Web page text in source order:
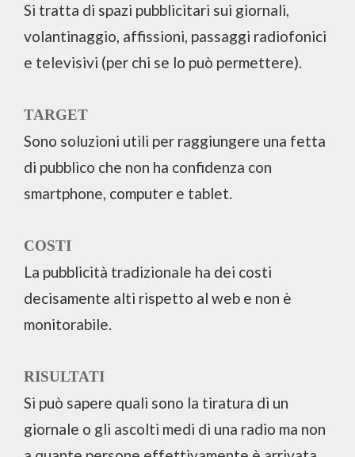
Si tratta di spazi pubblicitari sui giornali,
volantinaggio, affissioni, passaggi radiofonici
e televisivi (per chi se lo può permettere).
TARGET
Sono soluzioni utili per raggiungere una fetta
di pubblico che non ha confidenza con
smartphone, computer e tablet.
COSTI
La pubblicità tradizionale ha dei costi
decisamente alti rispetto al web e non è
monitorabile.
RISULTATI
Si può sapere quali sono la tiratura di un
giornale o gli ascolti medi di una radio ma non